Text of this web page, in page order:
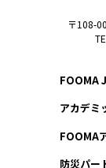
〒108-
FOOMA
アカデミ
FOOMA
防災パー